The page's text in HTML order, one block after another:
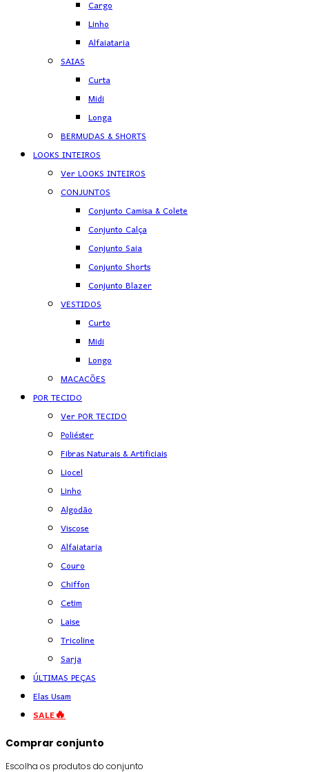
Cargo
Linho
Alfaiataria
SAIAS
Curta
Midi
Longa
BERMUDAS & SHORTS
LOOKS INTEIROS
Ver LOOKS INTEIROS
CONJUNTOS
Conjunto Camisa & Colete
Conjunto Calça
Conjunto Saia
Conjunto Shorts
Conjunto Blazer
VESTIDOS
Curto
Midi
Longo
MACACÕES
POR TECIDO
Ver POR TECIDO
Poliéster
Fibras Naturais & Artificiais
Liocel
Linho
Algodão
Viscose
Alfaiataria
Couro
Chiffon
Cetim
Laise
Tricoline
Sarja
ÚLTIMAS PEÇAS
Elas Usam
SALE🔥
Comprar conjunto
Escolha os produtos do conjunto